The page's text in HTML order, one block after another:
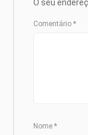
O seu
Comentário *
Nome *